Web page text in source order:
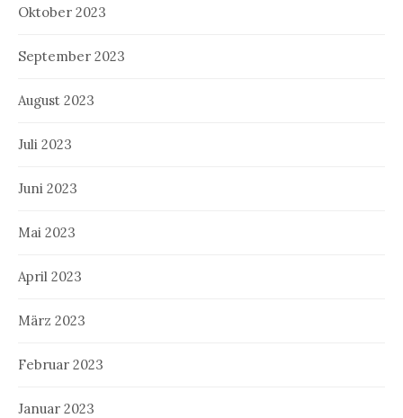
Oktober 2023
September 2023
August 2023
Juli 2023
Juni 2023
Mai 2023
April 2023
März 2023
Februar 2023
Januar 2023